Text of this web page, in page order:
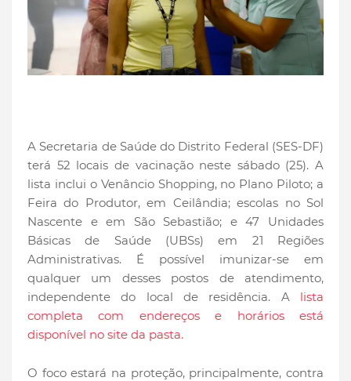
A Secretaria de Saúde do Distrito Federal (SES-DF)
terá 52 locais de vacinação neste sábado (25). A
lista inclui o Venâncio Shopping, no Plano Piloto; a
Feira do Produtor, em Ceilândia; escolas no Sol
Nascente e em São Sebastião; e 47 Unidades
Básicas de Saúde (UBSs) em 21 Regiões
Administrativas. É possível imunizar-se em
qualquer um desses postos de atendimento,
independente do local de residência. A lista
completa com endereços e horários está
disponível no site da pasta.
O foco estará na proteção, principalmente, contra